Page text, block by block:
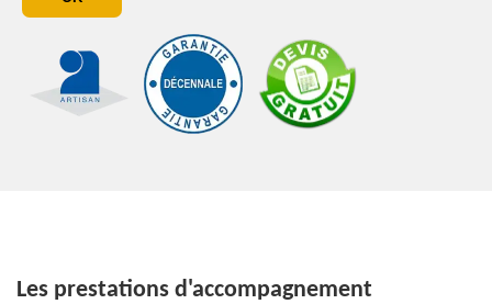
Les prestations d'accompagnement